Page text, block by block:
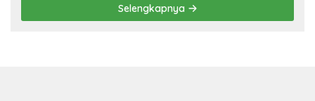
Selengkapnya